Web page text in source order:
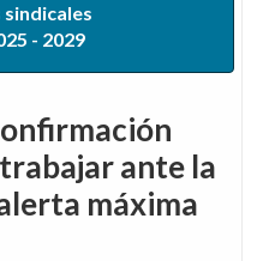
sindicales
- 2029
ante la
máxima